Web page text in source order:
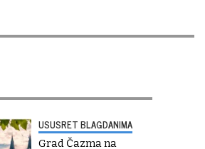
USUSRET BLAGDANIMA
Grad Čazma na